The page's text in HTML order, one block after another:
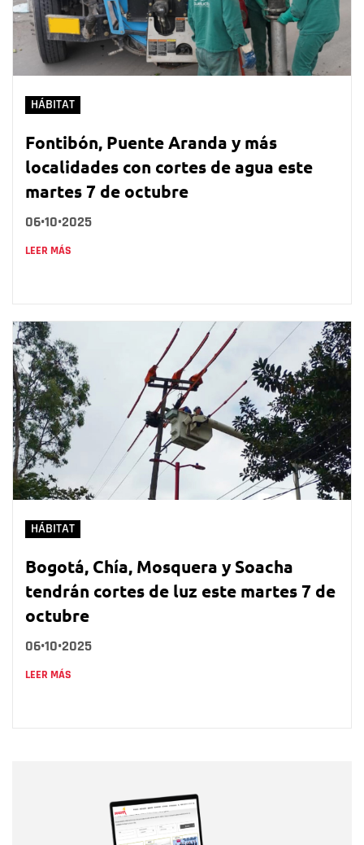
HÁBITAT
Fontibón, Puente Aranda y más
localidades con cortes de agua este
martes 7 de octubre
06•10•2025
LEER MÁS
HÁBITAT
Bogotá, Chía, Mosquera y Soacha
tendrán cortes de luz este martes 7 de
octubre
06•10•2025
LEER MÁS
Correo electrónico